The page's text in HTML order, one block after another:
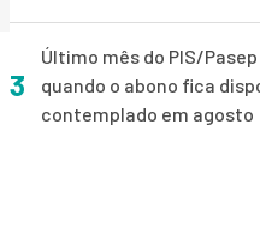
3
Último mês do PIS/
quando o abono fica
contemplado em agosto